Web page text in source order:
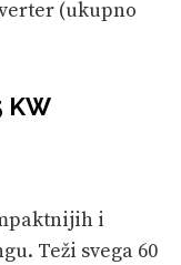
(ukupno
KW
i
Teži svega 60